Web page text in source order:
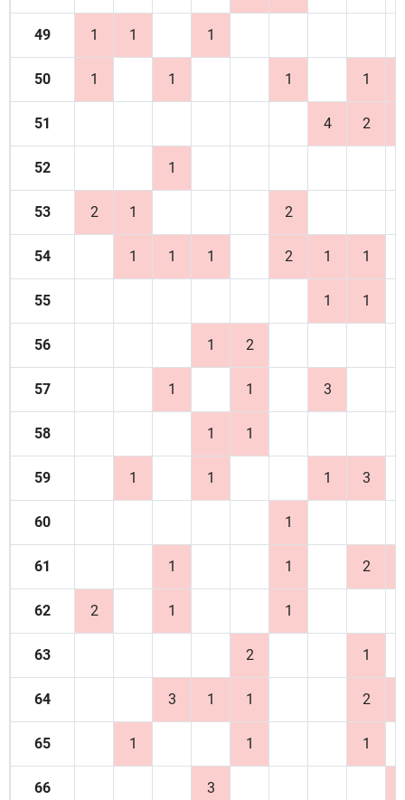
49 1 1 1
50 1 1 1 1
51 4 2
52 1
53 2 1 2
54 1 1 1 2 1 1
55 1 1
56 1 2
57 1 1 3
58 1 1
59 1 1 1 3
60 1
61 1 1 2
62 2 1 1
63 2 1
64 3 1 1 2
65 1 1 1
66 3